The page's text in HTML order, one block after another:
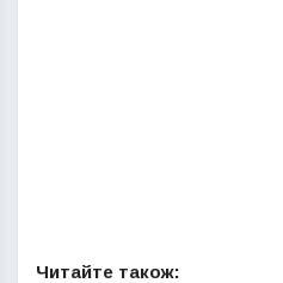
Читайте також: